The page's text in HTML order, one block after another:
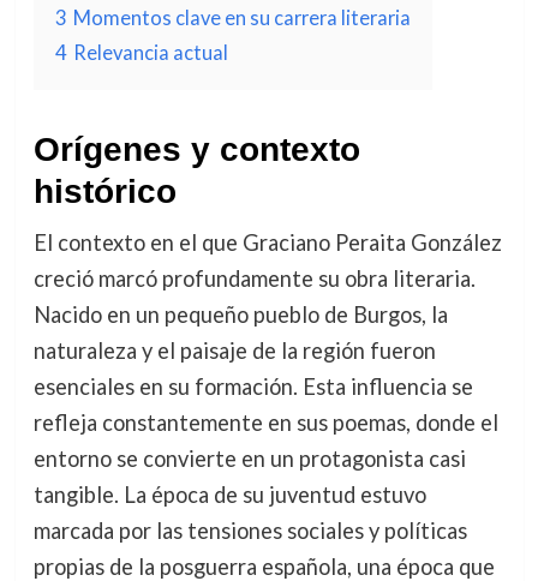
3 Momentos clave en su carrera literaria
4 Relevancia actual
Orígenes y contexto
histórico
El contexto en el que Graciano Peraita González
creció marcó profundamente su obra literaria.
Nacido en un pequeño pueblo de Burgos, la
naturaleza y el paisaje de la región fueron
esenciales en su formación. Esta influencia se
refleja constantemente en sus poemas, donde el
entorno se convierte en un protagonista casi
tangible. La época de su juventud estuvo
marcada por las tensiones sociales y políticas
propias de la posguerra española, una época que